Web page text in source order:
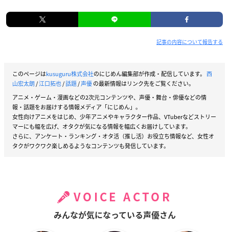
記事の内容について報告する
このページはkusuguru株式会社のにじめん編集部が作成・配信しています。 西
山宏太朗/江口拓也/話題/声優の最新情報はリンク先をご覧ください。
アニメ・ゲーム・漫画などの2次元コンテンツや、声優・舞台・俳優などの情
報・話題をお届けする情報メディア「にじめん」。
女性向けアニメをはじめ、少年アニメやキャラクター作品、VTuberなどストリー
マーにも幅を広げ、オタクが気になる情報を幅広くお届けしています。
さらに、アンケート・ランキング・オタ活（推し活）お役立ち情報など、女性オ
タクがワクワク楽しめるようなコンテンツも発信しています。
VOICE ACTOR
みんなが気になっている声優さん